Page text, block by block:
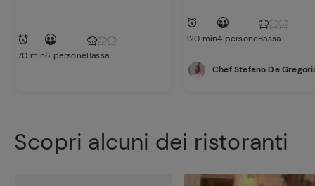
70 min6 personeBassa
120 min4 personeBassa
Chef Stefano De
Scopri alcuni dei ristoranti